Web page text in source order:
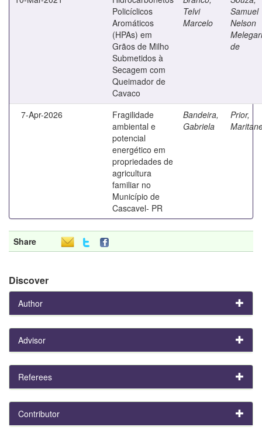
Policíclicos
Aromáticos
(HPAs) em
Grãos de Milho
Submetidos à
Secagem com
Queimador de
Cavaco
Telvi
Marcelo
Samuel
Nelson
Melegari
de
7-Apr-2026
Fragilidade
ambiental e
potencial
energético em
propriedades de
agricultura
familiar no
Município de
Cascavel- PR
Bandeira,
Gabriela
Prior,
Share
Discover
Author
Advisor
Referees
Contributor